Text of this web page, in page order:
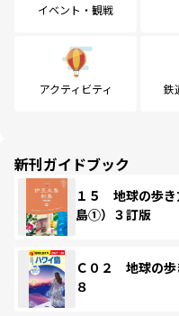
イベント・観戦
アクティビティ 鉄
新刊ガイドブック
１５ 地球の歩
島①）３訂版
Ｃ０２ 地球の
８